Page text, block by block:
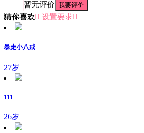
暂无评价 我要评价
猜你喜欢 设置要求
暴走小八戒
27岁
111
26岁